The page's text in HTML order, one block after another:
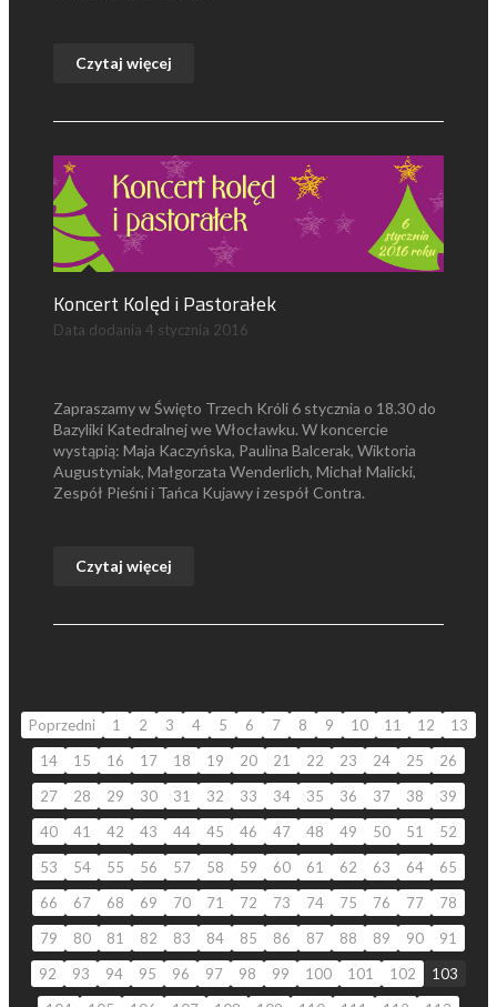
Czytaj więcej
Koncert Kolęd i Pastorałek
Data dodania 4 stycznia 2016
Zapraszamy w Święto Trzech Króli 6 stycznia o 18.30 do
Bazyliki Katedralnej we Włocławku. W koncercie
wystąpią: Maja Kaczyńska, Paulina Balcerak, Wiktoria
Augustyniak, Małgorzata Wenderlich, Michał Malicki,
Zespół Pieśni i Tańca Kujawy i zespół Contra.
Czytaj więcej
Poprzedni 1 2 3 4 5 6 7 8 9 10 11 12
13
14
15 16 17 18 19 20 21 22 23 24 25
26
27
28 29 30 31 32 33 34 35 36 37 38
39
40
41 42 43 44 45 46 47 48 49 50 51
52
53
54 55 56 57 58 59 60 61 62 63 64
65
66
67 68 69 70 71 72 73 74 75 76 77
78
79
80 81 82 83 84 85 86 87 88 89 90
91
92
93 94 95 96 97 98 99 100 101 102
103